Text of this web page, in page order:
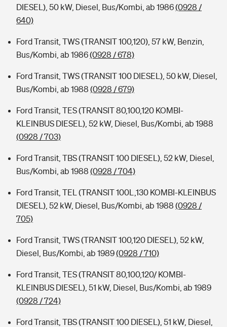
DIESEL), 50 kW, Diesel, Bus/Kombi, ab 1986(0928 /
640)
Ford Transit, TWS (TRANSIT 100,120), 57 kW, Benzin,
Bus/Kombi, ab 1986(0928 / 678)
Ford Transit, TWS (TRANSIT 100 DIESEL), 50 kW, Diesel,
Bus/Kombi, ab 1988 (0928 / 679)
Ford Transit, TES (TRANSIT 80,100,120 KOMBI-
KLEINBUS DIESEL), 52 kW, Diesel, Bus/Kombi, ab 1988
(0928 / 703)
Ford Transit, TBS (TRANSIT 100 DIESEL), 52 kW, Diesel,
Bus/Kombi, ab 1988 (0928 / 704)
Ford Transit, TEL (TRANSIT 100L,130 KOMBI-KLEINBUS
DIESEL), 52 kW, Diesel, Bus/Kombi, ab 1988 (0928 /
705)
Ford Transit, TWS (TRANSIT 100,120 DIESEL), 52 kW,
Diesel, Bus/Kombi, ab 1989(0928 / 710)
Ford Transit, TES (TRANSIT 80,100,120/ KOMBI-
KLEINBUS DIESEL), 51 kW, Diesel, Bus/Kombi, ab 1989
(0928 / 724)
Ford Transit, TBS (TRANSIT 100 DIESEL), 51 kW, Diesel,